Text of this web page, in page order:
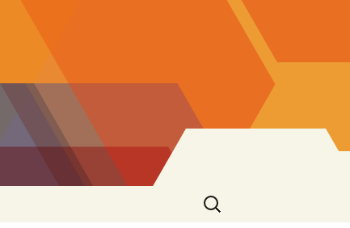
Rechercher :